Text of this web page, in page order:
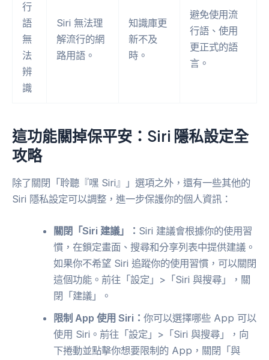
行
語
無
法
辨
識
Siri 無法理
解流行的網
路用語。
知識庫更
新不及
時。
避免使用流
行語、使用
更正式的語
言。
這功能關掉保平安：Siri 隱私設定全
攻略
除了關閉「聆聽『嘿 Siri』」選項之外，還有一些其他的
Siri 隱私設定可以調整，進一步保護你的個人資訊：
關閉「Siri 建議」： Siri 建議會根據你的使用習
慣，在鎖定畫面、搜尋和分享列表中提供建議。
如果你不希望 Siri 追蹤你的使用習慣，可以關閉
這個功能。前往「設定」>「Siri 與搜尋」，關
閉「建議」。
限制 App 使用 Siri：你可以選擇哪些 App 可以
使用 Siri。前往「設定」>「Siri 與搜尋」，向
下捲動並點擊你想要限制的 App，關閉「與